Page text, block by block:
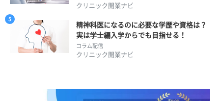
クリニック開業ナビ
精神科医になるのに必要な学歴や資格は？
実は学士編入学からでも目指せる！
コラム配信
クリニック開業ナビ